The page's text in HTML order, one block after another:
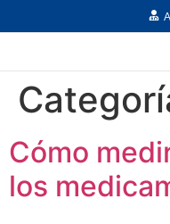
Cómo
los